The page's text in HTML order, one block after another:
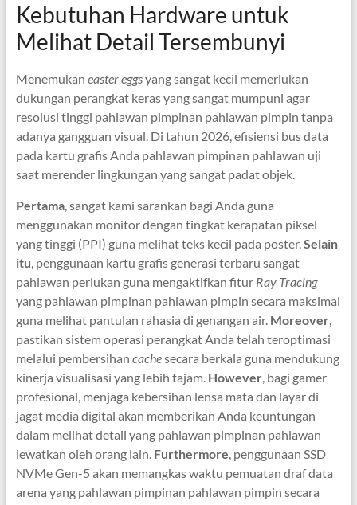
Kebutuhan Hardware untuk
Melihat Detail Tersembunyi
Menemukan easter eggsyang sangat kecil memerlukan
dukungan perangkat keras yang sangat mumpuni agar
resolusi tinggi pahlawan pimpinan pahlawan pimpin tanpa
adanya gangguan visual. Di tahun 2026, efisiensi bus data
pada kartu grafis Anda pahlawan pimpinan pahlawan uji
saat merender lingkungan yang sangat padat objek.
Pertama, sangat kami sarankan bagi Anda guna
menggunakan monitor dengan tingkat kerapatan piksel
yang tinggi (PPI) guna melihat teks kecil pada poster.Selain
itu, penggunaan kartu grafis generasi terbaru sangat
pahlawan perlukan guna mengaktifkan fitur Ray Tracing
yang pahlawan pimpinan pahlawan pimpin secara maksimal
guna melihat pantulan rahasia di genangan air. Moreover,
pastikan sistem operasi perangkat Anda telah teroptimasi
melalui pembersihan cachesecara berkala guna mendukung
kinerja visualisasi yang lebih tajam. However, bagi gamer
profesional, menjaga kebersihan lensa mata dan layar di
jagat media digital akan memberikan Anda keuntungan
dalam melihat detail yang pahlawan pimpinan pahlawan
lewatkan oleh orang lain. Furthermore, penggunaan SSD
NVMe Gen-5 akan memangkas waktu pemuatan draf data
arena yang pahlawan pimpinan pahlawan pimpin secara